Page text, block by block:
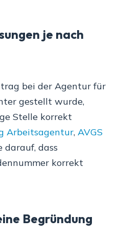
je nach
bei der Agentur für
gestellt wurde,
Stelle korrekt
Arbeitsagentur, AVGS
darauf, dass
korrekt
Begründung